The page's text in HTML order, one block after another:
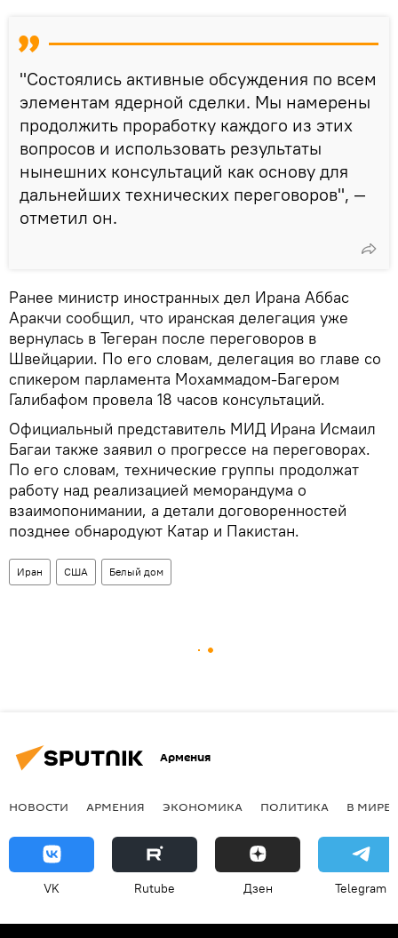
"Состоялись активные обсуждения по всем
элементам ядерной сделки. Мы намерены
продолжить проработку каждого из этих
вопросов и использовать результаты
нынешних консультаций как основу для
дальнейших технических переговоров", —
отметил он.
Ранее министр иностранных дел Ирана Аббас
Аракчи сообщил, что иранская делегация уже
вернулась в Тегеран после переговоров в
Швейцарии. По его словам, делегация во главе со
спикером парламента Мохаммадом-Багером
Галибафом провела 18 часов консультаций.
Официальный представитель МИД Ирана Исмаил
Багаи также заявил о прогрессе на переговорах.
По его словам, технические группы продолжат
работу над реализацией меморандума о
взаимопонимании, а детали договоренностей
позднее обнародуют Катар и Пакистан.
Иран США Белый дом
Армения
НОВОСТИ АРМЕНИЯ ЭКОНОМИКА ПОЛИТИКА В МИРЕ
VK Rutube Дзен Telegram